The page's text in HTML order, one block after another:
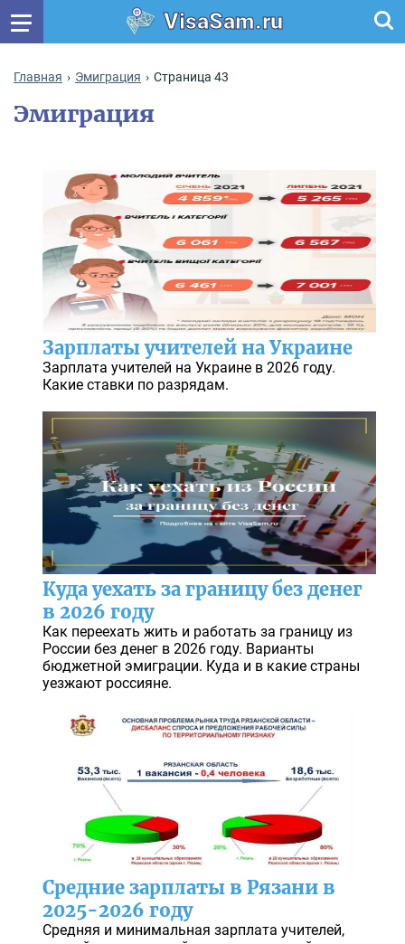
VisaSam.ru
Главная Эмиграция Страница 43
Эмиграция
Зарплаты учителей на Украине
Зарплата учителей на Украине в 2026 году.
Какие ставки по разрядам.
Куда уехать за границу без денег
в 2026 году
Как переехать жить и работать за границу из
России без денег в 2026 году. Варианты
бюджетной эмиграции. Куда и в какие страны
уезжают россияне.
Средние зарплаты в Рязани в
2025-2026 году
Средняя и минимальная зарплата учителей,